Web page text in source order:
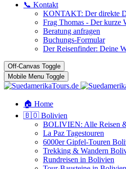
📞 Kontakt
KONTAKT: Der direkte
Frag Thomas - Der kurze
Beratung anfragen
Buchungs-Formular
Der Reisenfinder: Deine
Off-Canvas Toggle
Mobile Menu Toggle
🏠 Home
🇧🇴 Bolivien
BOLIVIEN: Alle Reisen
La Paz Tagestouren
6000er Gipfel-Touren
Trekking & Wandern
Rundreisen in Bolivien